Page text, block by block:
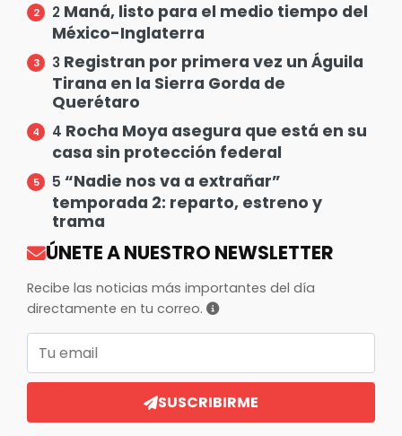
2 Maná, listo para el medio tiempo del
México-Inglaterra
3 Registran por primera vez un Águila
Tirana en la Sierra Gorda de
Querétaro
4 Rocha Moya asegura que está en su
casa sin protección federal
5 “Nadie nos va a extrañar”
temporada 2: reparto, estreno y
trama
ÚNETE A NUESTRO NEWSLETTER
Recibe las noticias más importantes del día
directamente en tu correo.
Correo electrónico
SUSCRIBIRME